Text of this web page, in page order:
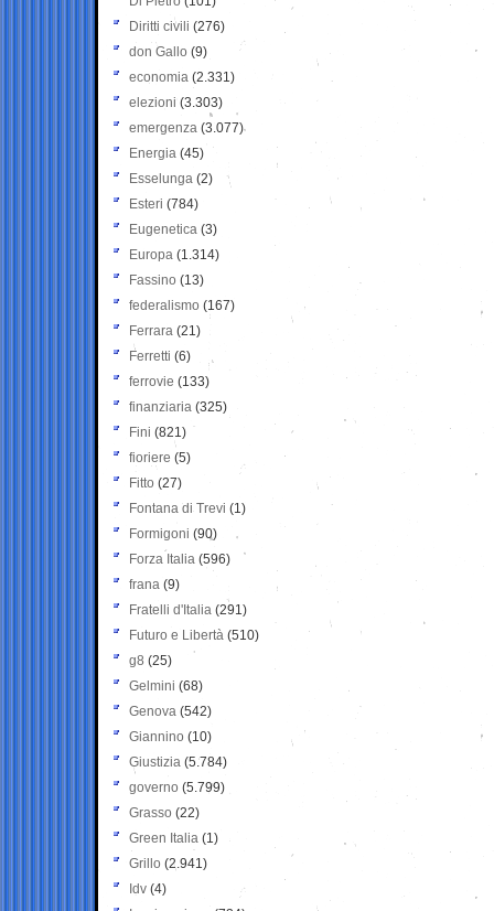
Diritti civili (276)
don Gallo (9)
economia (2.331)
elezioni (3.303)
emergenza (3.077)
Energia (45)
Esselunga (2)
Esteri (784)
Eugenetica (3)
Europa (1.314)
Fassino (13)
federalismo (167)
Ferrara (21)
Ferretti (6)
ferrovie (133)
finanziaria (325)
Fini (821)
fioriere (5)
Fitto (27)
Fontana di Trevi (1)
Formigoni (90)
Forza Italia (596)
frana (9)
Fratelli d'Italia (291)
Futuro e Libertà (510)
g8 (25)
Gelmini (68)
Genova (542)
Giannino (10)
Giustizia (5.784)
governo (5.799)
Grasso (22)
Green Italia (1)
Grillo (2.941)
Idv (4)